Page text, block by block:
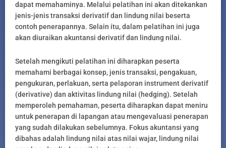
dapat memahaminya. Melalui pelatihan ini akan ditekankan
jenis-jenis transaksi derivatif dan lindung nilai beserta
contoh penerapannya. Selain itu, dalam pelatihan ini juga
akan diuraikan akuntansi derivatif dan lindung nilai.
Setelah mengikuti pelatihan ini diharapkan peserta
memahami berbagai konsep, jenis transaksi, pengakuan,
pengukuran, perlakuan, serta pelaporan instrument derivatif
(derivative) dan aktivitas lindung nilai (hedging). Setelah
memperoleh pemahaman, peserta diharapkan dapat meniru
untuk penerapan di lapangan atau mengevaluasi penerapan
yang sudah dilakukan sebelumnya. Fokus akuntansi yang
dibahas adalah lindung nilai atas nilai wajar, lindung nilai